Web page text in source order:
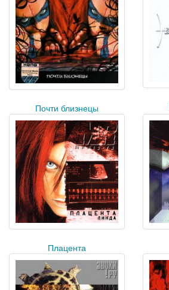
Почти близнецы
Плацента